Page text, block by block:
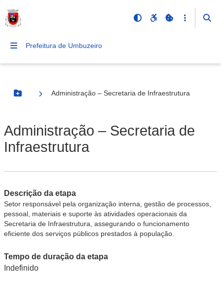
Prefeitura de Umbuzeiro
Botão Menu
Administração – Secretaria de Infraestrutura
Administração – Secretaria de
Infraestrutura
Descrição da etapa
Setor responsável pela organização interna, gestão de processos,
pessoal, materiais e suporte às atividades operacionais da
Secretaria de Infraestrutura, assegurando o funcionamento
eficiente dos serviços públicos prestados à população.
Tempo de duração da etapa
Indefinido